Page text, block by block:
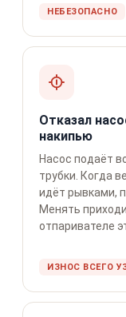
НЕБЕЗОПАСНО
Отказал
накипью
Насос подаёт
трубки. Когда
идёт рывками,
Менять
отпаривателе
ИЗНОС ВСЕГО